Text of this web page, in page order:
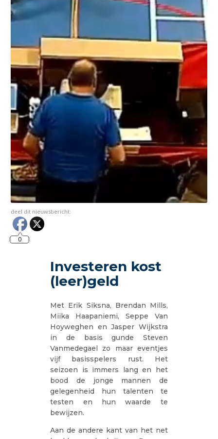
deel dit nieuwsbericht:
0
Investeren kost
(leer)geld
Met Erik Siksna, Brendan Mills,
Miika Haapaniemi, Seppe Van
Hoyweghen en Jasper Wijkstra
in de basis gunde Steven
Vanmedegael zo maar eventjes
vijf basisspelers rust. Het
seizoen is immers lang en het
bood de jonge mannen de
gelegenheid hun talenten te
testen en hun waarde te
bewijzen.
Aan de andere kant van het net